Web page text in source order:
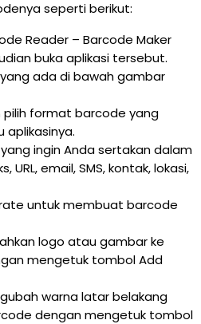
seperti berikut:
Reader – Barcode Maker
buka aplikasi tersebut.
ada di bawah gambar
pilih format barcode yang
aplikasinya.
ingin Anda sertakan dalam
URL, email, SMS, kontak, lokasi,
untuk membuat barcode
logo atau gambar ke
mengetuk tombol Add
warna latar belakang
dengan mengetuk tombol